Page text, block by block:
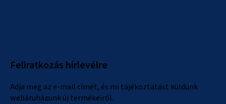
Feliratkozás hírlevélre
Adja meg az e-mail címét, és mi tájékoztatást küldünk
webáruházunk új termékeiről.